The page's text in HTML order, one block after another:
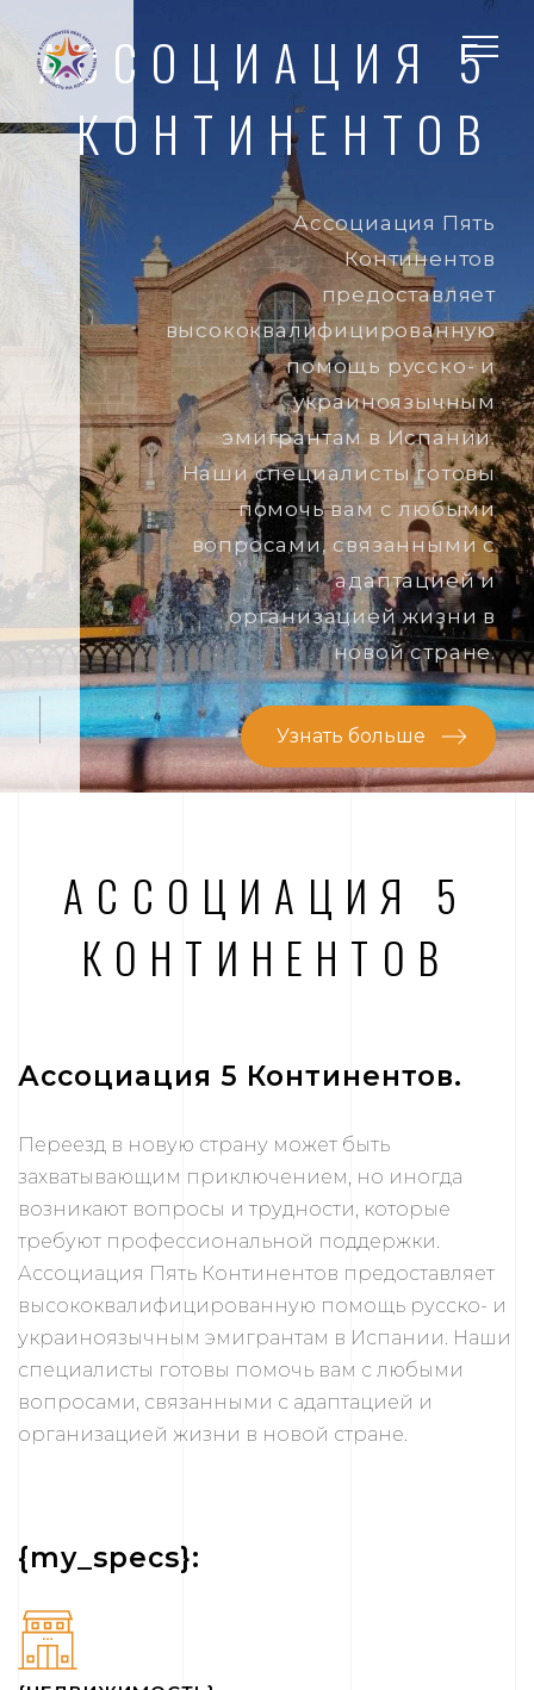
АССОЦИАЦИЯ 5
КОНТИНЕНТОВ
Ассоциация Пять
Континентов
предоставляет
высококвалифицированную
помощь русско- и
украиноязычным
эмигрантам в Испании.
Наши специалисты готовы
помочь вам с любыми
вопросами, связанными с
адаптацией и
организацией жизни в
новой стране.
Узнать больше
АССОЦИАЦИЯ 5
КОНТИНЕНТОВ
Ассоциация 5 Континентов.
Переезд в новую страну может быть
захватывающим приключением, но иногда
возникают вопросы и трудности, которые
требуют профессиональной поддержки.
Ассоциация Пять Континентов предоставляет
высококвалифицированную помощь русско- и
украиноязычным эмигрантам в Испании. Наши
специалисты готовы помочь вам с любыми
вопросами, связанными с адаптацией и
организацией жизни в новой стране.
{my_specs}: